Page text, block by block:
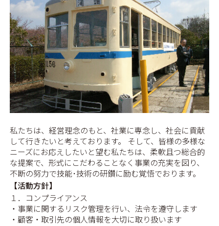
私たちは、経営理念のもと、社業に専念し、社会に貢献
して行きたいと考えております。 そして、皆様の多様な
ニーズにお応えしたいと望む私たちは、柔軟且つ総合的
な提案で、形式にこだわることなく事業の充実を図り、
不断の努力で技能･技術の研鑽に励む覚悟でおります。
【活動方針】
１．コンプライアンス
・事業に関するリスク管理を行い、法令を遵守します
・顧客・取引先の個人情報を大切に取り扱います